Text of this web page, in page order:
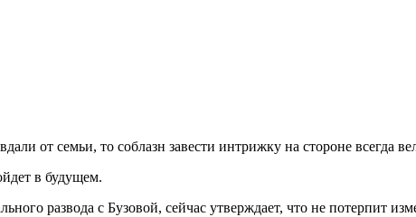
от семьи, то соблазн завести интрижку на стороне всегда
в будущем.
развода с Бузовой, сейчас утверждает, что не потерпит